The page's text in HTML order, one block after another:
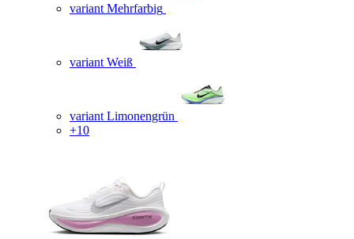
variant Mehrfarbig
variant Weiß
variant Limonengrün
+10